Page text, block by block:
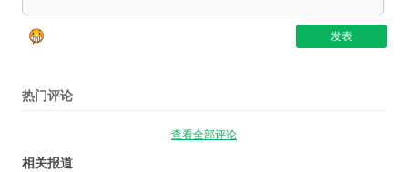
热门评论
查看全部评论
相关报道